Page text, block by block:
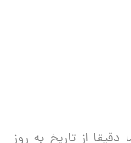
از تاريخ به روز